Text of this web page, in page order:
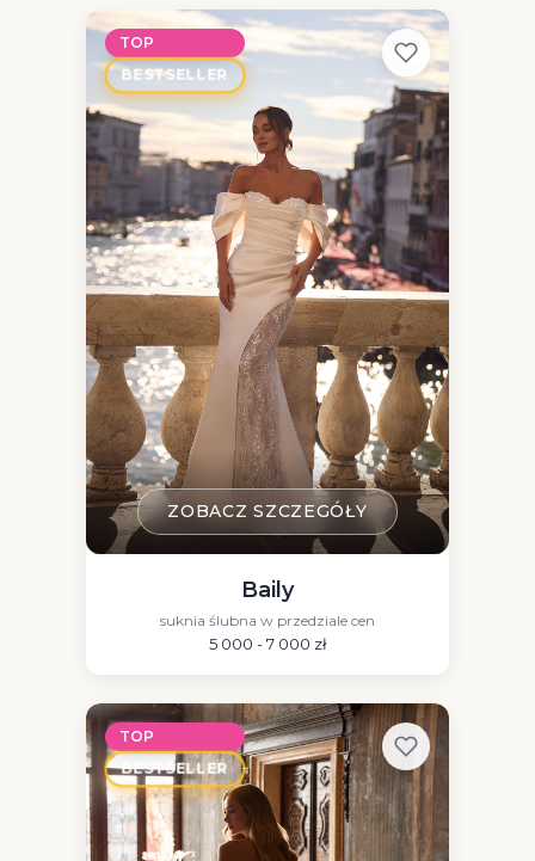
TOP
BESTSELLER
ZOBACZ SZCZEGÓŁY
Baily
suknia ślubna w przedziale cen
5 000 - 7 000 zł
TOP
BESTSELLER